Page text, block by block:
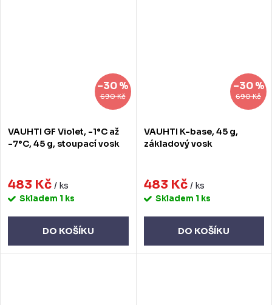
690 Kč
–30 %
VAUHTI GF Violet, -1°C až
-7°C, 45 g, stoupací vosk
483 Kč / ks
Skladem 1 ks
DO KOŠÍKU
690 Kč
–30 %
VAUHTI K-base, 45 g,
základový vosk
483 Kč / ks
Skladem 1 ks
DO KOŠÍKU